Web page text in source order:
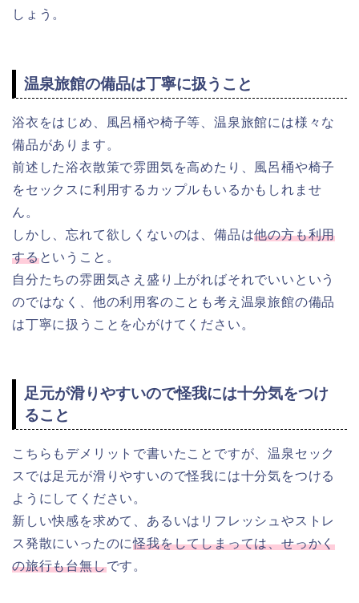
しょう。
温泉旅館の備品は丁寧に扱うこと
浴衣をはじめ、風呂桶や椅子等、温泉旅館には様々な
備品があります。
前述した浴衣散策で雰囲気を高めたり、風呂桶や椅子
をセックスに利用するカップルもいるかもしれませ
ん。
しかし、忘れて欲しくないのは、備品は他の方も利用
するということ。
自分たちの雰囲気さえ盛り上がればそれでいいという
のではなく、他の利用客のことも考え温泉旅館の備品
は丁寧に扱うことを心がけてください。
足元が滑りやすいので怪我には十分気をつけ
ること
こちらもデメリットで書いたことですが、温泉セック
スでは足元が滑りやすいので怪我には十分気をつける
ようにしてください。
新しい快感を求めて、あるいはリフレッシュやストレ
ス発散にいったのに怪我をしてしまっては、せっかく
の旅行も台無しです。